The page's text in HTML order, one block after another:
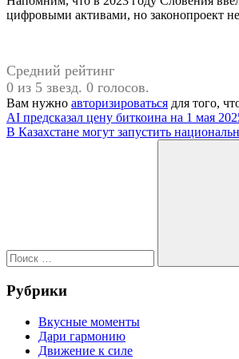
цифровыми активами, но законопроект
Средний рейтинг
0 из 5 звезд. 0 голосов.
Вам нужно авторизироваться для того,
Навигация
по
Предыдущая
запись:
AI предсказал цену биткоина на 1 мая
Следующая
В Казахстане могут запустить
Рубрики
Вкусные моменты
Дари гармонию
Движение к силе